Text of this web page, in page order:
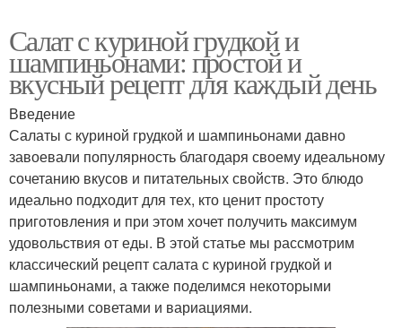
Салат с куриной грудкой и
шампиньонами: простой и
вкусный рецепт для каждый день
Введение
Салаты с куриной грудкой и шампиньонами давно
завоевали популярность благодаря своему идеальному
сочетанию вкусов и питательных свойств. Это блюдо
идеально подходит для тех, кто ценит простоту
приготовления и при этом хочет получить максимум
удовольствия от еды. В этой статье мы рассмотрим
классический рецепт салата с куриной грудкой и
шампиньонами, а также поделимся некоторыми
полезными советами и вариациями.